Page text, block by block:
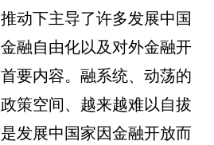
动下主导了许多发展中国
融自由化以及对外金融开
要内容。融系统、动荡的
策空间、越来越难以自拔
发展中国家因金融开放而